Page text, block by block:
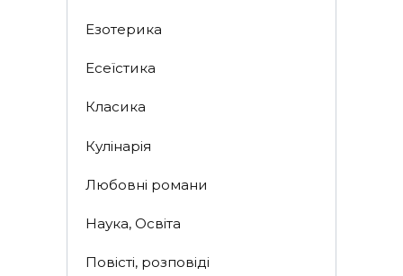
Езотерика
Есеїстика
Класика
Кулінарія
Любовні романи
Наука, Освіта
Повісті, розповіді